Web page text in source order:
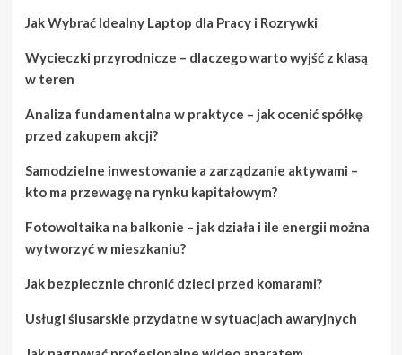
internetowych,
sprawdź
Jak Wybrać Idealny Laptop dla Pracy i Rozrywki
Wycieczki przyrodnicze – dlaczego warto wyjść z klasą
w teren
Analiza fundamentalna w praktyce – jak ocenić spółkę
przed zakupem akcji?
Samodzielne inwestowanie a zarządzanie aktywami –
kto ma przewagę na rynku kapitałowym?
Fotowoltaika na balkonie – jak działa i ile energii można
wytworzyć w mieszkaniu?
Jak bezpiecznie chronić dzieci przed komarami?
Usługi ślusarskie przydatne w sytuacjach awaryjnych